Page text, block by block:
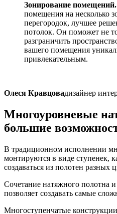
Зонирование помещений.
помещения на несколько
перегородок, лучшее
потолок. Он поможет не
разграничить
вашего помещения
привлекательным.
Олеся Кравцовадизайнер
Многоуровневые
большие
В традиционном исполнении
монтируются в виде ступенек,
создаваться из полотен разных
Сочетание натяжного полотна
позволяет создавать самые
Многоступенчатые